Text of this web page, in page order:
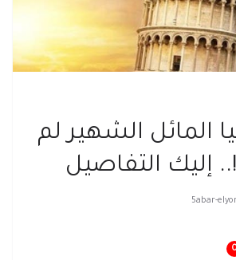
المائل الشهير لم
إليك التفاصيل
5abar-